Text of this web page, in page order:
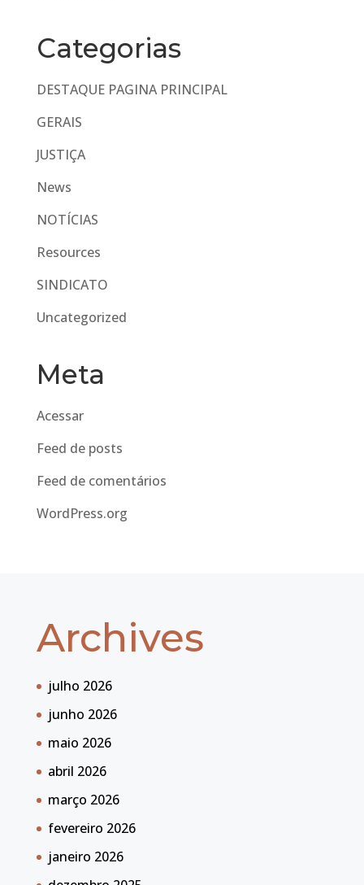
Categorias
DESTAQUE PAGINA PRINCIPAL
GERAIS
JUSTIÇA
News
NOTÍCIAS
Resources
SINDICATO
Uncategorized
Meta
Acessar
Feed de posts
Feed de comentários
WordPress.org
Archives
julho 2026
junho 2026
maio 2026
abril 2026
março 2026
fevereiro 2026
janeiro 2026